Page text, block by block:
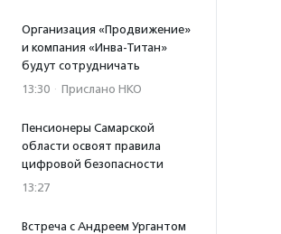
Организация «Продвижение»
и компания «Инва-Титан»
будут сотрудничать
13:30 · Прислано НКО
Пенсионеры Самарской
области освоят правила
цифровой безопасности
13:27
Встреча с Андреем Ургантом